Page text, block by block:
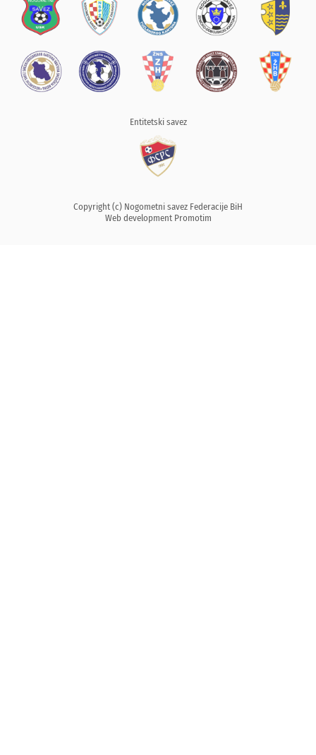
Entitetski savez
Copyright (c) Nogometni savez Federacije BiH
Web development Promotim